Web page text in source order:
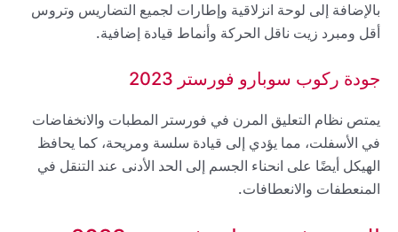
بالإضافة إلى لوحة انزلاقية وإطارات لجميع التضاريس وتروس
أقل ومبرد زيت ناقل الحركة وأنماط قيادة إضافية.
جودة ركوب سوبارو فورستر 2023
يمتص نظام التعليق المرن في فورستر المطبات والانخفاضات
في الأسفلت، مما يؤدي إلى قيادة سلسة ومريحة، كما يحافظ
الهيكل أيضًا على انحناء الجسم إلى الحد الأدنى عند التنقل في
المنعطفات والانعطافات.